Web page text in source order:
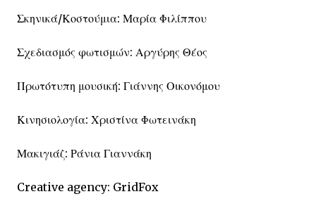
Σκηνικά/Κοστούμια: Μαρία Φιλίππου
Σχεδιασμός φωτισμών: Αργύρης Θέος
Πρωτότυπη μουσική: Γιάννης Οικονόμου
Κινησιολογία: Χριστίνα Φωτεινάκη
Μακιγιάζ: Ράνια Γιαννάκη
Creative agency: GridFox